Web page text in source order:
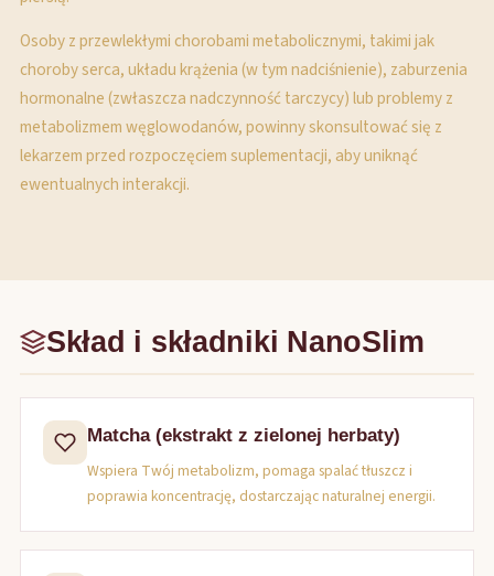
Osoby z przewlekłymi chorobami metabolicznymi, takimi jak
choroby serca, układu krążenia (w tym nadciśnienie), zaburzenia
hormonalne (zwłaszcza nadczynność tarczycy) lub problemy z
metabolizmem węglowodanów, powinny skonsultować się z
lekarzem przed rozpoczęciem suplementacji, aby uniknąć
ewentualnych interakcji.
Skład i składniki NanoSlim
Matcha (ekstrakt z zielonej herbaty)
Wspiera Twój metabolizm, pomaga spalać tłuszcz i
poprawia koncentrację, dostarczając naturalnej energii.